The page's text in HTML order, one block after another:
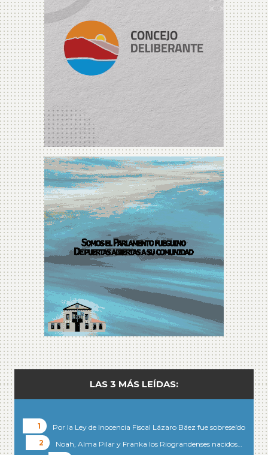
LAS 3 MÁS LEÍDAS:
Por la Ley de Inocencia Fiscal Lázaro Báez fue sobreseído
Noah, Alma Pilar y Franka los Riograndenses nacidos…